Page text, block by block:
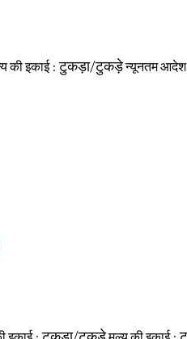
की इकाई :टुकड़ा/टुकड़ेन्यूनतम आदेश